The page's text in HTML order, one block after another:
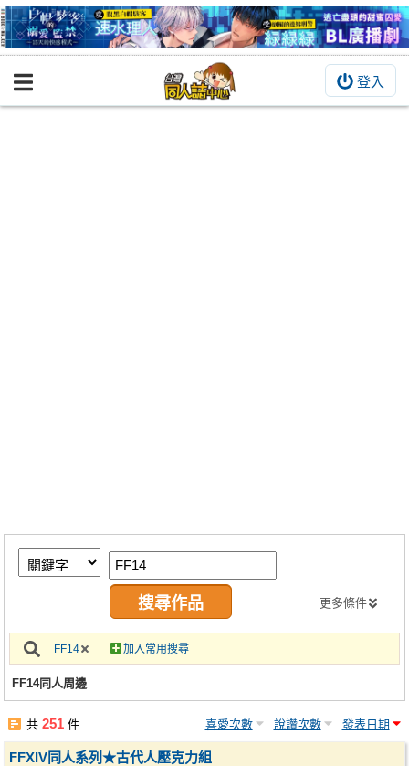
登入
BOOKY書集倉庫
繪圖藝廊
交流中心
攤位轉讓區
會員功能選單
註冊會員
更多條件
FF14 加入常用搜尋
FF14同人周邊
共251 件 喜愛次數 說讚次數 發表日期
FFXIV同人系列★古代人壓克力組